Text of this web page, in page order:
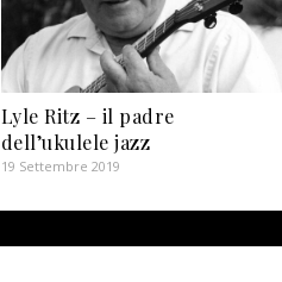
Lyle Ritz – il padre
dell’ukulele jazz
19 Settembre 2019